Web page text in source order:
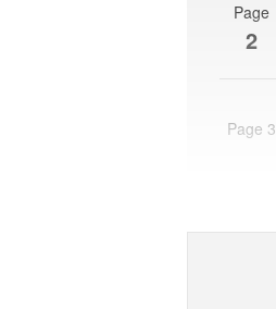
Page
2
Page 3